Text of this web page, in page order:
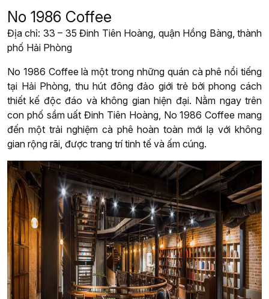
No 1986 Coffee
Địa chỉ: 33 – 35 Đinh Tiên Hoàng, quận Hồng Bàng, thành
phố Hải Phòng
No 1986 Coffee là một trong những quán cà phê nổi tiếng
tại Hải Phòng, thu hút đông đảo giới trẻ bởi phong cách
thiết kế độc đáo và không gian hiện đại. Nằm ngay trên
con phố sầm uất Đinh Tiên Hoàng, No 1986 Coffee mang
đến một trải nghiệm cà phê hoàn toàn mới lạ với không
gian rộng rãi, được trang trí tinh tế và ấm cúng.